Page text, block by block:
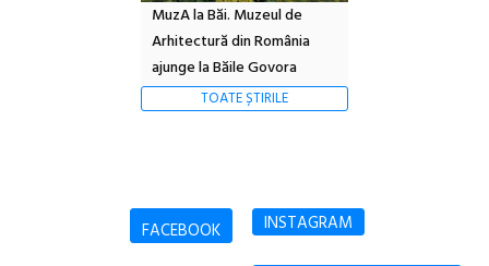
MuzA la Băi. Muzeul de
Arhitectură din România
ajunge la Băile Govora
TOATE ȘTIRILE
FACEBOOK INSTAGRAM